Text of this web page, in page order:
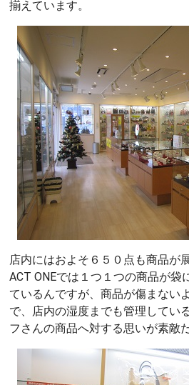
揃えています。
店内にはおよそ６５０点も商品が
ACT ONEでは１つ１つの商品が袋
ているんですが、商品が傷まない
で、店内の湿度までも管理してい
フさんの商品へ対する思いが素敵